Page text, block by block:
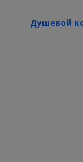
Душевой